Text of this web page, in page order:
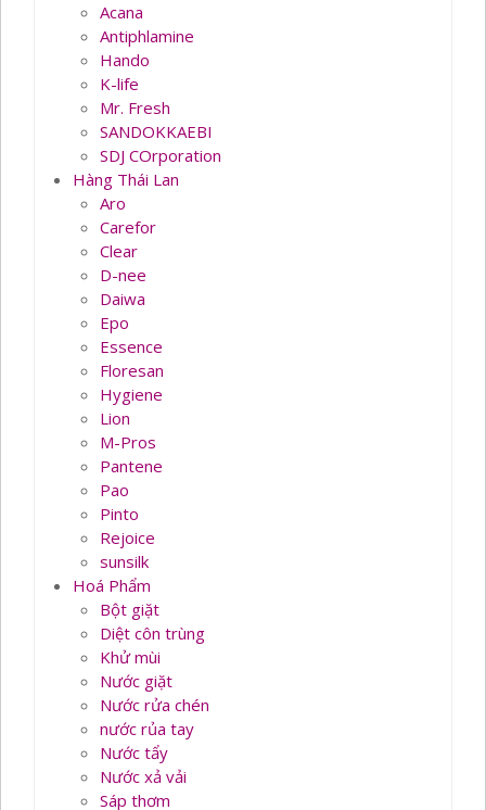
Acana
Antiphlamine
Hando
K-life
Mr. Fresh
SANDOKKAEBI
SDJ COrporation
Hàng Thái Lan
Aro
Carefor
Clear
D-nee
Daiwa
Epo
Essence
Floresan
Hygiene
Lion
M-Pros
Pantene
Pao
Pinto
Rejoice
sunsilk
Hoá Phẩm
Bột giặt
Diệt côn trùng
Khử mùi
Nước giặt
Nước rửa chén
nước rủa tay
Nước tẩy
Nước xả vải
Sáp thơm